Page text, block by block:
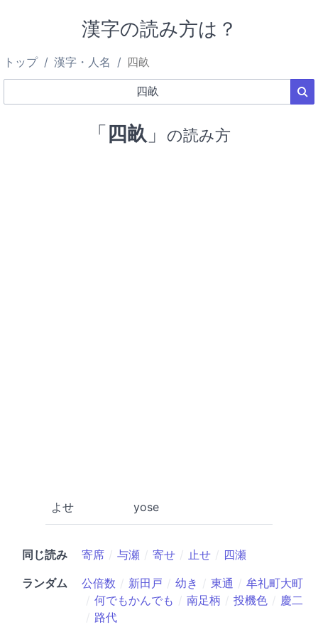
漢字の読み方は？
トップ 漢字・人名 四畝
「 四畝 」 の読み方
よせ yose
同じ読み 寄席 与瀬 寄せ 止せ
四瀬
ランダム
公倍数 新田戸 幼き 東通
牟礼町大町
何でもかんでも
南足柄 投機色
慶二
路代